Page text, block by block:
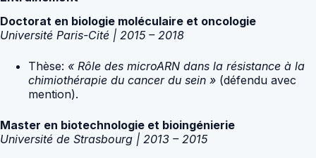
Doctorat en biologie moléculaire et oncologie
Université Paris-Cité | 2015 – 2018
Thèse: « Rôle des microARN dans la résistance à la
chimiothérapie du cancer du sein » (défendu avec
mention).
Master en biotechnologie et bioingénierie
Université de Strasbourg | 2013 – 2015